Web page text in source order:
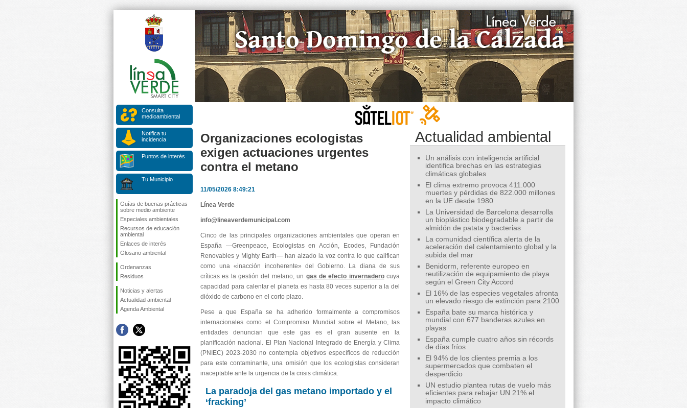
Consulta
medioambiental
Notifica tu
incidencia
Puntos de interés
Tu Municipio
Guías de buenas prácticas
sobre medio ambiente
Especiales ambientales
Recursos de educación
ambiental
Enlaces de interés
Glosario ambiental
Ordenanzas
Residuos
Noticias y alertas
Actualidad ambiental
Agenda Ambiental
Organizaciones ecologistas
exigen actuaciones urgentes
contra el metano
11/05/2026 8:49:21
Línea Verde
info@lineaverdemunicipal.com
Cinco de las principales organizaciones ambientales que operan en
España —Greenpeace, Ecologistas en Acción, Ecodes, Fundación
Renovables y Mighty Earth— han alzado la voz contra lo que califican
como una «inacción incoherente» del Gobierno. La diana de sus
críticas es la gestión del metano, un gas de efecto invernaderocuya
capacidad para calentar el planeta es hasta 80 veces superior a la del
dióxido de carbono en el corto plazo.
Pese a que España se ha adherido formalmente a compromisos
internacionales como el Compromiso Mundial sobre el Metano, las
entidades denuncian que este gas es el gran ausente en la
planificación nacional. El Plan Nacional Integrado de Energía y Clima
(PNIEC) 2023-2030 no contempla objetivos específicos de reducción
para este contaminante, una omisión que los ecologistas consideran
inaceptable ante la urgencia de la crisis climática.
La paradoja del gas metano importado y el
‘fracking’
Actualidad ambiental
Un análisis con inteligencia artificial
identifica brechas en las estrategias
climáticas globales
El clima extremo provoca 411.000
muertes y pérdidas de 822.000 millones
en la UE desde 1980
La Universidad de Barcelona desarrolla
un bioplástico biodegradable a partir de
almidón de patata y bacterias
La comunidad científica alerta de la
aceleración del calentamiento global y la
subida del mar
Benidorm, referente europeo en
reutilización de equipamiento de playa
según el Green City Accord
El 16% de las especies vegetales afronta
un elevado riesgo de extinción para 2100
España bate su marca histórica y
mundial con 677 banderas azules en
playas
España cumple cuatro años sin récords
de días fríos
El 94% de los clientes premia a los
supermercados que combaten el
desperdicio
UN estudio plantea rutas de vuelo más
eficientes para rebajar UN 21% el
impacto climático